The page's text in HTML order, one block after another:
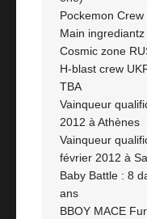
Pockemon
Main
Cosmic zone
H-blast crew
TBA
Vainqueur
2012 à Athènes
Vainqueur
février 2012 à
Baby Battle : 8
ans
BBOY MACE